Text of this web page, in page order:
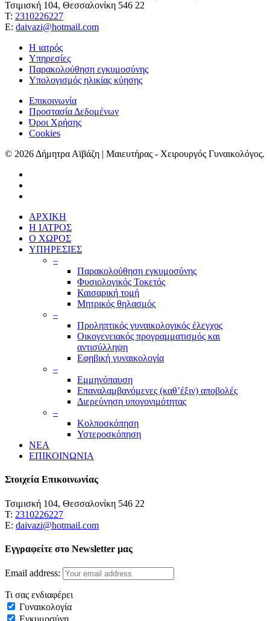
Τσιμισκή 104, Θεσσαλονίκη 546 22
Τ: 2310226227
Ε: daivazi@hotmail.com
Η ιατρός
Υπηρεσίες
Παρακολούθηση εγκυμοσύνης
Υπολογισμός ηλικίας κύησης
Επικοινωνία
Προστασία Δεδομένων
Όροι Χρήσης
Cookies
© 2026 Δήμητρα Αϊβάζη | Μαιευτήρας - Χειρουργός Γυναικολόγος.
ΑΡΧΙΚΗ
Η ΙΑΤΡΟΣ
Ο ΧΩΡΟΣ
ΥΠΗΡΕΣΙΕΣ
–
Παρακολούθηση εγκυμοσύνης
Φυσιολογικός Τοκετός
Καισαρική τομή
Μητρικός θηλασμός
–
Προληπτικός γυναικολογικός έλεγχος
Οικογενειακός προγραμματισμός και
αντισύλληψη
Εφηβική γυναικολογία
–
Εμμηνόπαυση
Επαναλαμβανόμενες (καθ’έξιν) αποβολές
Διερεύνηση υπογονιμότητας
–
Κολποσκόπηση
Υστεροσκόπηση
ΝΕΑ
ΕΠΙΚΟΙΝΩΝΙΑ
Στοιχεία Επικοινωνίας
Τσιμισκή 104, Θεσσαλονίκη 546 22
Τ: 2310226227
Ε: daivazi@hotmail.com
Εγγραφείτε στο Newsletter μας
Email address:
Τι σας ενδιαφέρει
Γυναικολογία